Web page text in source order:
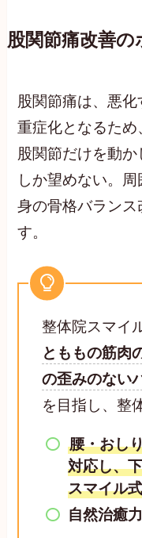
股関節痛改善
股関節痛は、悪
重症化となるため
股関節だけを動
しか望めない。
身の骨格バランス
す。
整体院スマイ
とももの筋
の歪みのない
を目指し、整
腰・おし
対応し、
スマイル
自然治癒